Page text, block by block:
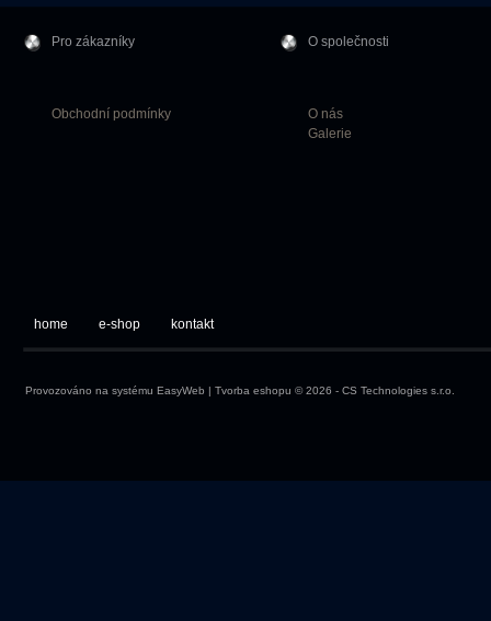
Pro zákazníky
Obchodní podmínky
O společnosti
O nás
Galerie
home e-shop kontakt
Provozováno na systému EasyWeb | Tvorba eshopu © 2026 - CS Technologies s.r.o.